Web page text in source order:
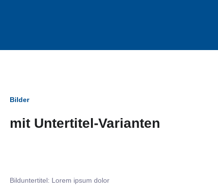
Bilder
mit Untertitel-Varianten
Bilduntertitel: Lorem ipsum dolor